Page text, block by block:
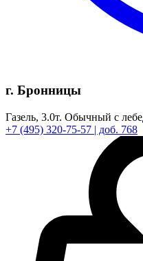
г. Бронницы
Газель, 3.0т. Обычный с
+7 (495) 320-75-57 | доб. 768